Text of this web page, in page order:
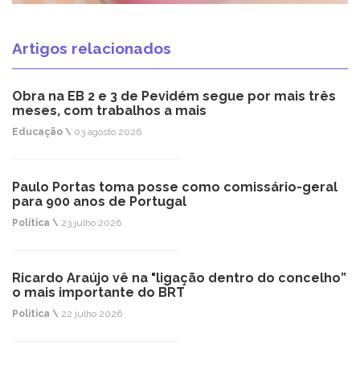
Artigos relacionados
Obra na EB 2 e 3 de Pevidém segue por mais três
meses, com trabalhos a mais
Educação \ 03 agosto 2026
Paulo Portas toma posse como comissário-geral
para 900 anos de Portugal
Política \ 23 julho 2026
Ricardo Araújo vê na "ligação dentro do concelho”
o mais importante do BRT
Política \ 22 julho 2026